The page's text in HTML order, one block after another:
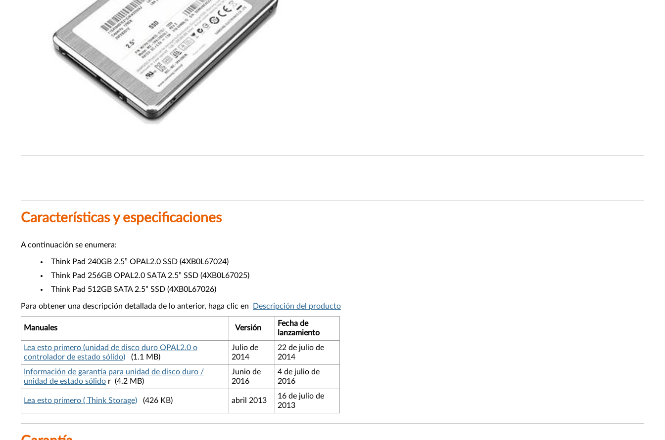
Características y especificaciones
A continuación se enumera:
Think Pad 240GB 2.5” OPAL2.0 SSD (4XB0L67024)
Think Pad 256GB OPAL2.0 SATA 2.5” SSD (4XB0L67025)
Think Pad 512GB SATA 2.5” SSD (4XB0L67026)
Para obtener una descripción detallada de lo anterior, haga clic en Descripción del producto
Manuales Versión
Fecha de
lanzamiento
Lea esto primero (unidad de disco duro OPAL2.0 o
controlador de estado sólido) (1.1 MB)
Julio de
2014
22 de julio de
2014
Información de garantía para unidad de disco duro /
unidad de estado sólido r (4.2 MB)
Junio ​​de
2016
4 de julio de
2016
Lea esto primero ( Think Storage) (426 KB) abril 2013
16 de julio de
2013